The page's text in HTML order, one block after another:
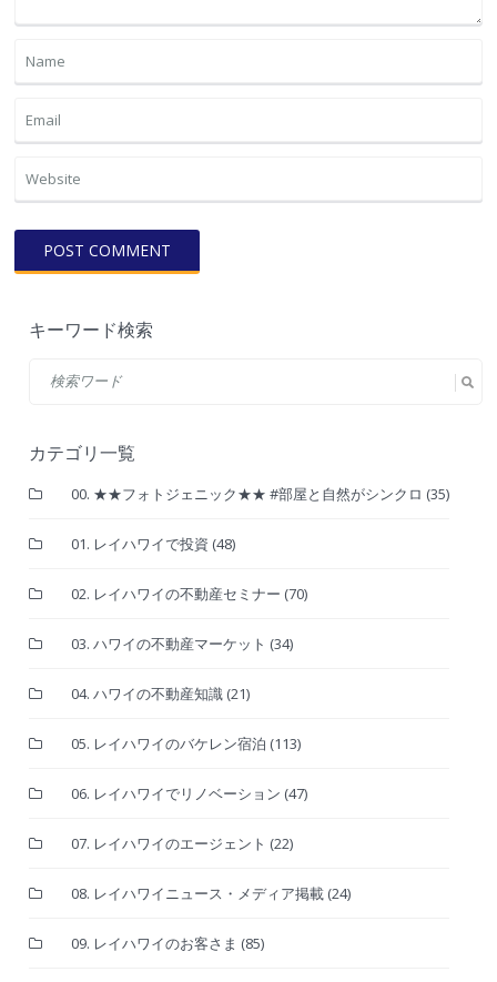
キーワード検索
カテゴリ一覧
00. ★★フォトジェニック★★ #部屋と自然がシンクロ (35)
01. レイハワイで投資 (48)
02. レイハワイの不動産セミナー (70)
03. ハワイの不動産マーケット (34)
04. ハワイの不動産知識 (21)
05. レイハワイのバケレン宿泊 (113)
06. レイハワイでリノベーション (47)
07. レイハワイのエージェント (22)
08. レイハワイニュース・メディア掲載 (24)
09. レイハワイのお客さま (85)